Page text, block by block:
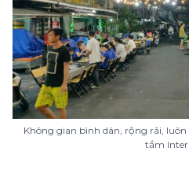
Không gian bình dân, rộng rãi, luôn
tầm